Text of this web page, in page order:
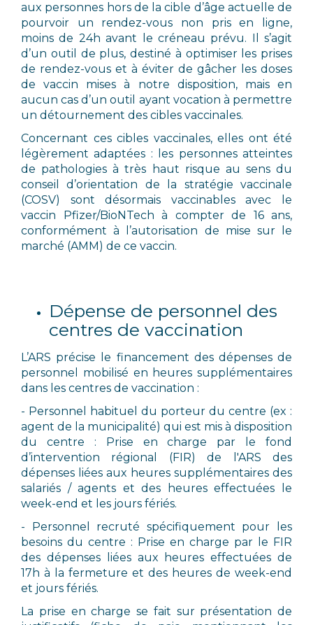
aux personnes hors de la cible d’âge actuelle de
pourvoir un rendez-vous non pris en ligne,
moins de 24h avant le créneau prévu. Il s’agit
d’un outil de plus, destiné à optimiser les prises
de rendez-vous et à éviter de gâcher les doses
de vaccin mises à notre disposition, mais en
aucun cas d’un outil ayant vocation à permettre
un détournement des cibles vaccinales.
Concernant ces cibles vaccinales, elles ont été
légèrement adaptées : les personnes atteintes
de pathologies à très haut risque au sens du
conseil d’orientation de la stratégie vaccinale
(COSV) sont désormais vaccinables avec le
vaccin Pfizer/BioNTech à compter de 16 ans,
conformément à l’autorisation de mise sur le
marché (AMM) de ce vaccin.
Dépense de personnel des
centres de vaccination
L’ARS précise le financement des dépenses de
personnel mobilisé en heures supplémentaires
dans les centres de vaccination :
- Personnel habituel du porteur du centre (ex :
agent de la municipalité) qui est mis à disposition
du centre : Prise en charge par le fond
d’intervention régional (FIR) de l'ARS des
dépenses liées aux heures supplémentaires des
salariés / agents et des heures effectuées le
week-end et les jours fériés.
- Personnel recruté spécifiquement pour les
besoins du centre : Prise en charge par le FIR
des dépenses liées aux heures effectuées de
17h à la fermeture et des heures de week-end
et jours fériés.
La prise en charge se fait sur présentation de